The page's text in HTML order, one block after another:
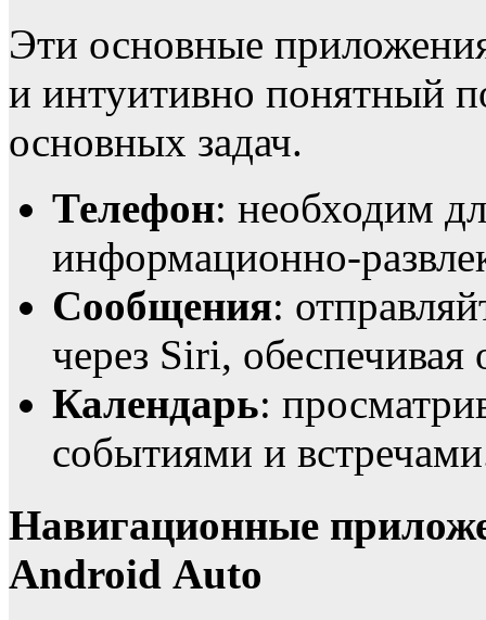
Эти основные
и интуитивно понятный
основных задач.
Телефон: необходим
информационно-
Сообщения:
через Siri,
Календарь:
событиями и
Навигационные
Android Auto